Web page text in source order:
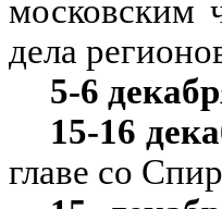
московским
дела
5-6
15-16
главе со